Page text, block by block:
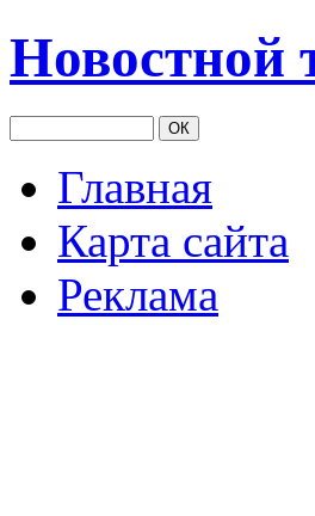
Новостной
Главная
Карта сайта
Реклама